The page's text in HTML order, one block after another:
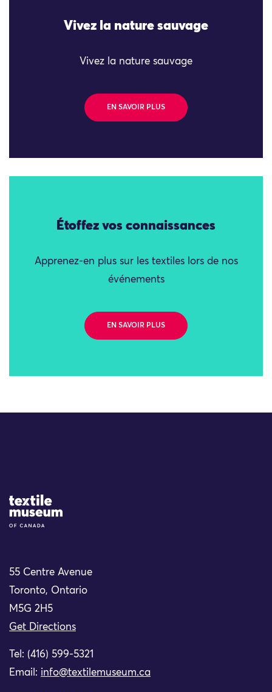
Vivez la nature sauvage
Vivez la nature sauvage
EN SAVOIR PLUS
Étoffez vos connaissances
Apprenez-en plus sur les textiles lors de nos
événements
EN SAVOIR PLUS
Site Logo
55 Centre Avenue
Toronto, Ontario
M5G 2H5
Get Directions
Tel: (416) 599-5321
Email: info@textilemuseum.ca